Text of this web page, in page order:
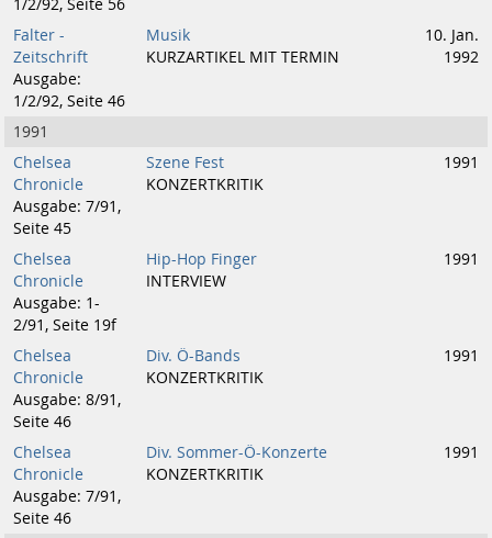
1/2/92, Seite 56
Falter -
Zeitschrift
Ausgabe:
1/2/92, Seite 46
Musik
KURZARTIKEL MIT TERMIN
10. Jan.
1992
1991
Chelsea
Chronicle
Ausgabe: 7/91,
Seite 45
Szene Fest
KONZERTKRITIK
1991
Chelsea
Chronicle
Ausgabe: 1-
2/91, Seite 19f
Hip-Hop Finger
INTERVIEW
1991
Chelsea
Chronicle
Ausgabe: 8/91,
Seite 46
Div. Ö-Bands
KONZERTKRITIK
1991
Chelsea
Chronicle
Ausgabe: 7/91,
Seite 46
Div. Sommer-Ö-Konzerte
KONZERTKRITIK
1991